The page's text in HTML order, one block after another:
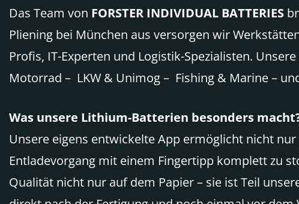
Das Team von FORSTER INDIVIDUAL BATTERIES
Pliening bei München aus versorgen wir
Profis, IT-Experten und Logistik-Spezialisten.
Motorrad – LKW & Unimog – Fishing & Marine –
Was unsere Lithium-Batterien besonders
Unsere eigens entwickelte App ermöglicht nicht
Entladevorgang mit einem Fingertipp komplett zu
Qualität nicht nur auf dem Papier – sie ist Teil